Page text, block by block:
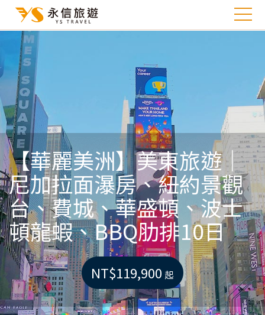
【華麗美洲】美東旅遊│
尼加拉面瀑房、紐約景觀
台、費城、華盛頓、波士
頓龍蝦、BBQ肋排10日
NT$119,900 起